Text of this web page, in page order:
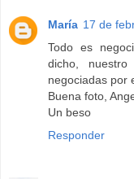
María 17 de
Todo es
dicho,
negociadas por
Buena foto,
Un beso
Responder